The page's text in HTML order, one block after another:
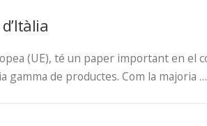
(UE), té un paper important en el
gamma de productes. Com la majoria …